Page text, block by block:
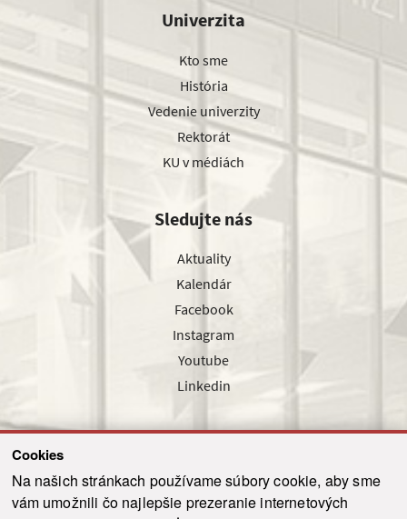
Cookies
Na našich stránkach používame súbory cookie, aby sme
vám umožnili čo najlepšie prezeranie internetových
Univerzita
Kto sme
História
Vedenie univerzity
Rektorát
KU v médiách
Sledujte nás
Aktuality
Kalendár
Facebook
Instagram
Youtube
Linkedin